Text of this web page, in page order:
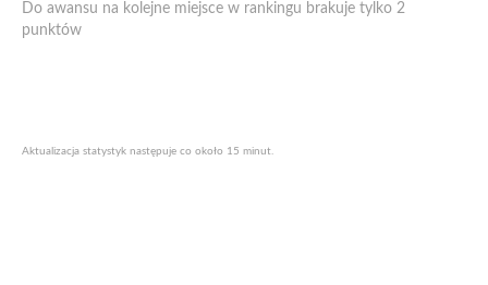
Do awansu na kolejne miejsce w rankingu brakuje tylko 2
punktów
Aktualizacja statystyk następuje co około 15 minut.